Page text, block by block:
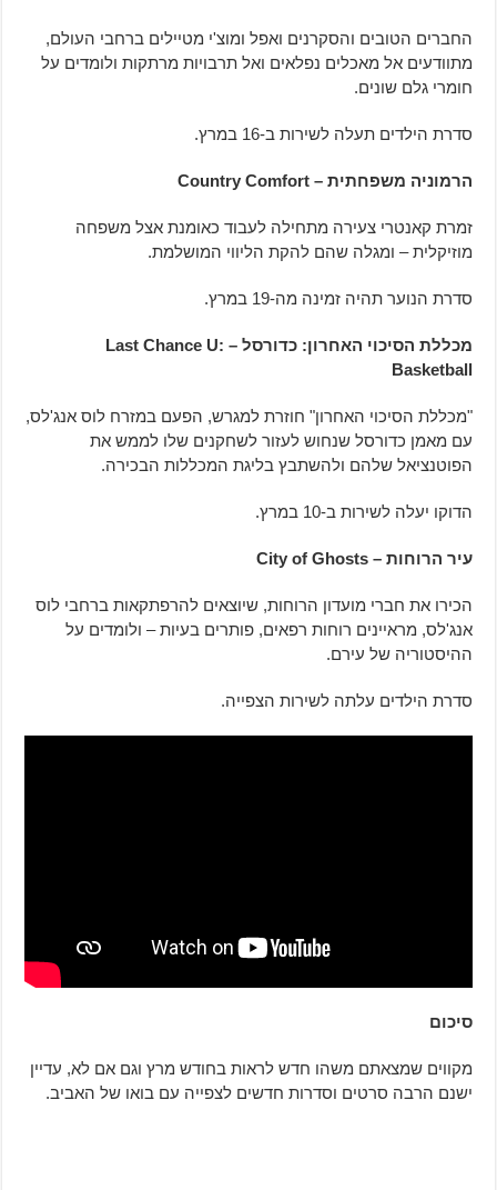
החברים הטובים והסקרנים ואפל ומוצ'י מטיילים ברחבי העולם,
מתוודעים אל מאכלים נפלאים ואל תרבויות מרתקות ולומדים על
חומרי גלם שונים.
סדרת הילדים תעלה לשירות ב-16 במרץ.
הרמוניה משפחתית – Country Comfort
זמרת קאנטרי צעירה מתחילה לעבוד כאומנת אצל משפחה
מוזיקלית – ומגלה שהם להקת הליווי המושלמת.
סדרת הנוער תהיה זמינה מה-19 במרץ.
מכללת הסיכוי האחרון: כדורסל – Last Chance U:
Basketball
"מכללת הסיכוי האחרון" חוזרת למגרש, הפעם במזרח לוס אנג'לס,
עם מאמן כדורסל שנחוש לעזור לשחקנים שלו לממש את
הפוטנציאל שלהם ולהשתבץ בליגת המכללות הבכירה.
הדוקו יעלה לשירות ב-10 במרץ.
עיר הרוחות – City of Ghosts
הכירו את חברי מועדון הרוחות, שיוצאים להרפתקאות ברחבי לוס
אנג'לס, מראיינים רוחות רפאים, פותרים בעיות – ולומדים על
ההיסטוריה של עירם.
סדרת הילדים עלתה לשירות הצפייה.
סיכום
מקווים שמצאתם משהו חדש לראות בחודש מרץ וגם אם לא, עדיין
ישנם הרבה סרטים וסדרות חדשים לצפייה עם בואו של האביב.